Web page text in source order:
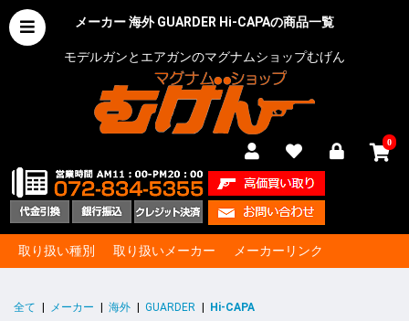
メーカー 海外 GUARDER Hi-CAPAの商品一覧
モデルガンとエアガンのマグナムショップむげん
0
取り扱い種別 取り扱いメーカー メーカーリンク
全て メーカー 海外 GUARDER Hi-CAPA